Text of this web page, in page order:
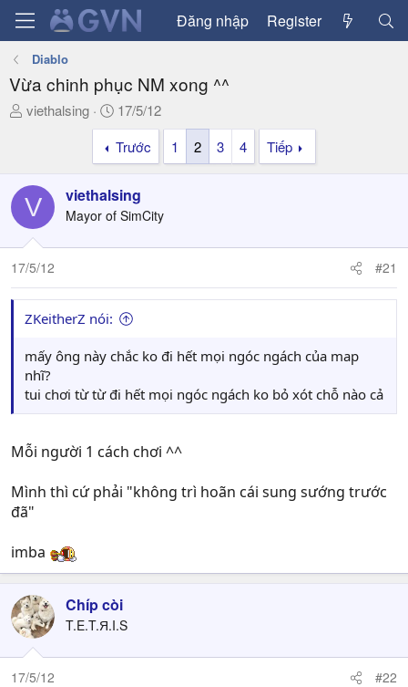
Đăng nhập Register
Diablo
Vừa chinh phục NM xong ^^
T
a
d
s
t
a
t
e
viethalsing
N
g
à
y
g
ử
17/5/12
Trước
1 2 3 4 Tiếp
V viethalsing
Mayor of SimCity
17/5/12 #21
ZKeitherZ nói:
mấy ông này chắc ko đi hết mọi ngóc ngách của map
nhĩ?
tui chơi từ từ đi hết mọi ngóc ngách ko bỏ xót chỗ nào cả
Mỗi người 1 cách chơi ^^
Mình thì cứ phải "không trì hoãn cái sung sướng trước
đã"
imba
Chíp còi
T.E.T.Я.I.S
17/5/12 #22